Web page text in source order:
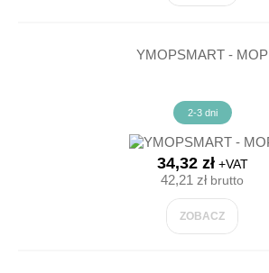
YMOPSMART - MOP
2-3 dni
34,32 zł+VAT
42,21 złbrutto
ZOBACZ